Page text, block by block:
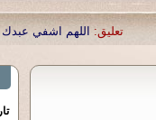
اللهم اشفي عبدك احمد